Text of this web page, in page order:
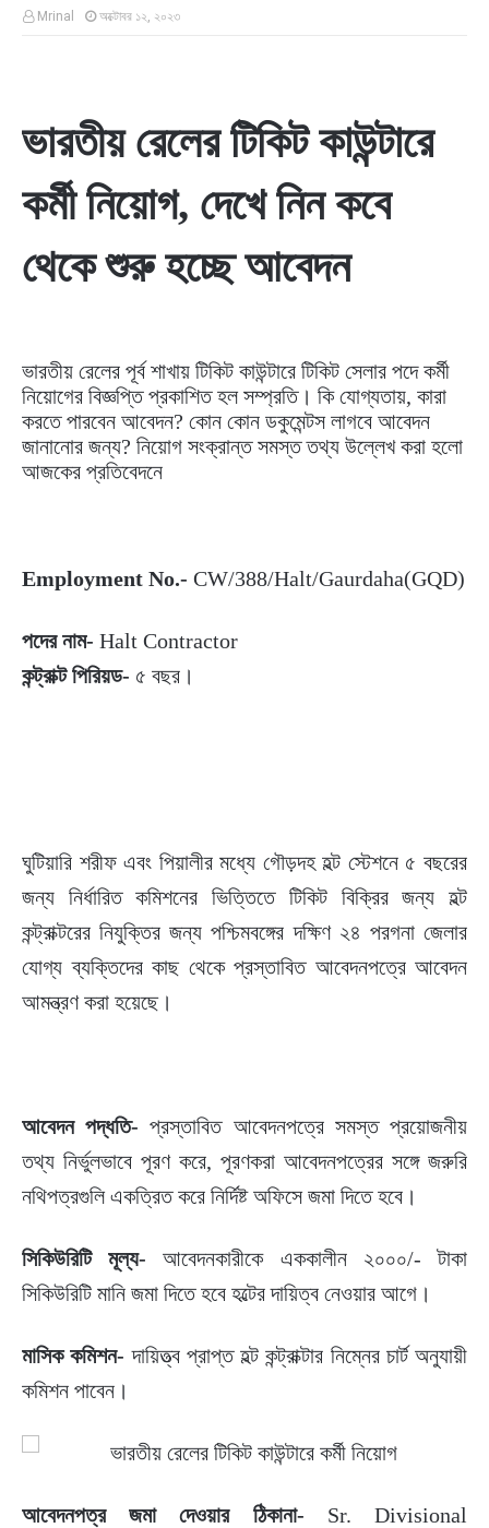
Mrinal অক্টোবর ১২, ২০২৩
ভারতীয় রেলের টিকিট কাউন্টারে
কর্মী নিয়োগ, দেখে নিন কবে
থেকে শুরু হচ্ছে আবেদন
ভারতীয় রেলের পূর্ব শাখায় টিকিট কাউন্টারে টিকিট সেলার পদে কর্মী
নিয়োগের বিজ্ঞপ্তি প্রকাশিত হল সম্প্রতি। কি যোগ্যতায়, কারা
করতে পারবেন আবেদন? কোন কোন ডকুমেন্টস লাগবে আবেদন
জানানোর জন্য? নিয়োগ সংক্রান্ত সমস্ত তথ্য উল্লেখ করা হলো
আজকের প্রতিবেদনে
Employment No.- CW/388/Halt/Gaurdaha(GQD)
পদের নাম- Halt Contractor
কন্ট্রাক্ট পিরিয়ড- ৫ বছর।
ঘুটিয়ারি শরীফ এবং পিয়ালীর মধ্যে গৌড়দহ হল্ট স্টেশনে ৫ বছরের
জন্য নির্ধারিত কমিশনের ভিত্তিতে টিকিট বিক্রির জন্য হল্ট
কন্ট্রাক্টরের নিযুক্তির জন্য পশ্চিমবঙ্গের দক্ষিণ ২৪ পরগনা জেলার
যোগ্য ব্যক্তিদের কাছ থেকে প্রস্তাবিত আবেদনপত্রে আবেদন
আমন্ত্রণ করা হয়েছে।
আবেদন পদ্ধতি- প্রস্তাবিত আবেদনপত্রে সমস্ত প্রয়োজনীয়
তথ্য নির্ভুলভাবে পূরণ করে, পূরণকরা আবেদনপত্রের সঙ্গে জরুরি
নথিপত্রগুলি একত্রিত করে নির্দিষ্ট অফিসে জমা দিতে হবে।
সিকিউরিটি মূল্য- আবেদনকারীকে এককালীন ২০০০/- টাকা
সিকিউরিটি মানি জমা দিতে হবে হল্টের দায়িত্ব নেওয়ার আগে।
মাসিক কমিশন- দায়িত্ত্ব প্রাপ্ত হল্ট কন্ট্রাক্টার নিম্নের চার্ট অনুযায়ী
কমিশন পাবেন।
আবেদনপত্র জমা দেওয়ার ঠিকানা- Sr. Divisional